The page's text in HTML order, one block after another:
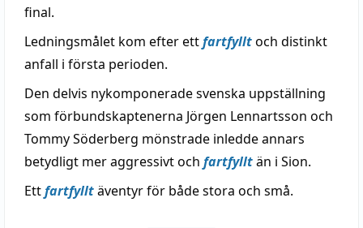
final.
Ledningsmålet kom efter ettfartfylltoch distinkt
anfall i första perioden.
Den delvis nykomponerade svenska uppställning
som förbundskaptenerna Jörgen Lennartsson och
Tommy Söderberg mönstrade inledde annars
betydligt mer aggressivt och fartfylltän i Sion.
Ettfartfylltäventyr för både stora och små.